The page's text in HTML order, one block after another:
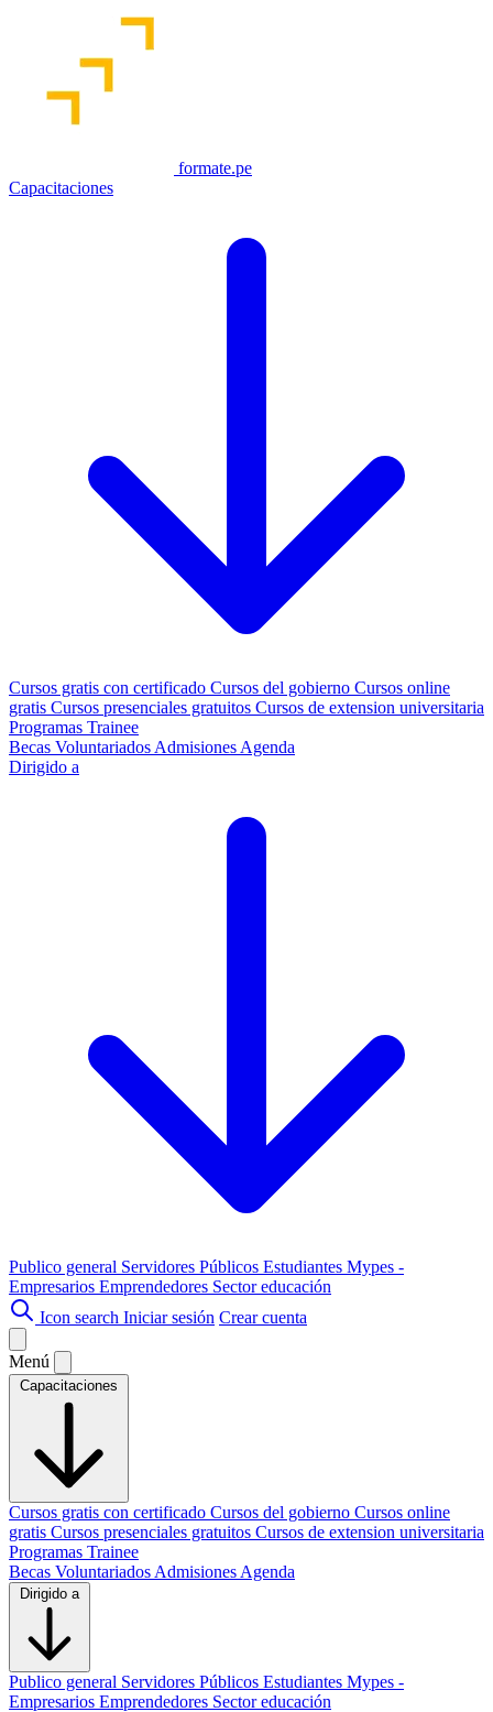
formate.pe
Capacitaciones
Cursos gratis con certificado Cursos del gobierno Cursos online
gratis Cursos presenciales gratuitos Cursos de extension universitaria
Programas Trainee
Becas Voluntariados Admisiones Agenda
Dirigido a
Publico general Servidores Públicos Estudiantes Mypes -
Empresarios Emprendedores Sector educación
Icon search Iniciar sesión Crear cuenta
Menú
Capacitaciones
Cursos gratis con certificado Cursos del gobierno Cursos online
gratis Cursos presenciales gratuitos Cursos de extension universitaria
Programas Trainee
Becas Voluntariados Admisiones Agenda
Dirigido a
Publico general Servidores Públicos Estudiantes Mypes -
Empresarios Emprendedores Sector educación